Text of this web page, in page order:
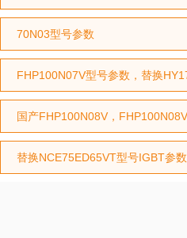
70N03型号参数
替换NCE75ED65VT型号IGBT参数